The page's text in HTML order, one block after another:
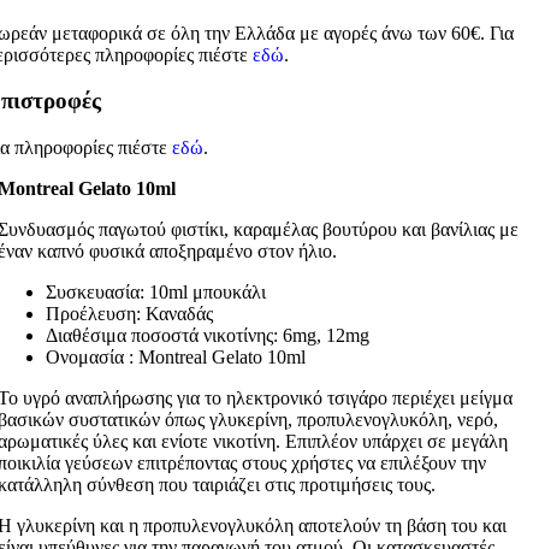
μεταφορικά σε όλη την Ελλάδα με αγορές άνω των 60€. Για
πληροφορίες πιέστε εδώ.
πληροφορίες πιέστε εδώ.
Gelato 10ml
παγωτού φιστίκι, καραμέλας βουτύρου και βανίλιας με
καπνό φυσικά αποξηραμένο στον ήλιο.
Συσκευασία: 10ml μπουκάλι
Προέλευση: Καναδάς
Διαθέσιμα ποσοστά νικοτίνης: 6mg, 12mg
Ονομασία : Montreal Gelato 10ml
υγρό αναπλήρωσης για το ηλεκτρονικό τσιγάρο περιέχει μείγμα
συστατικών όπως γλυκερίνη, προπυλενογλυκόλη, νερό,
ύλες και ενίοτε νικοτίνη. Επιπλέον υπάρχει σε μεγάλη
γεύσεων επιτρέποντας στους χρήστες να επιλέξουν την
σύνθεση που ταιριάζει στις προτιμήσεις τους.
γλυκερίνη και η προπυλενογλυκόλη αποτελούν τη βάση του και